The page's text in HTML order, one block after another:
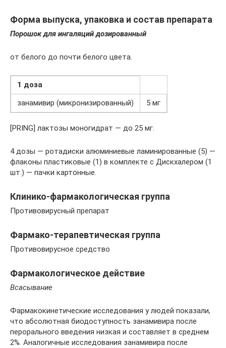
Форма выпуска, упаковка и состав препарата
Порошок для ингаляций дозированный
от белого до почти белого цвета.
1 доза
занамивир (микронизированный)
5 мг
[PRING] лактозы моногидрат — до 25 мг.
4 дозы — ротадиски алюминиевые ламинированные (5) —
флаконы пластиковые (1) в комплекте с Дискхалером (1
шт.) — пачки картонные.
Клинико-фармакологическая группа
Противовирусный препарат
Фармако-терапевтическая группа
Противовирусное средство
Фармакологическое действие
Всасывание
Фармакокинетические исследования у людей показали,
что абсолютная биодоступность занамивира после
перорального введения низкая и составляет в среднем
2%. Аналогичные исследования занамивира после